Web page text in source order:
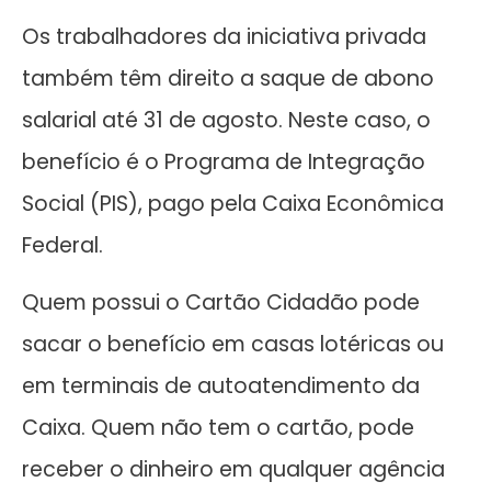
Os trabalhadores da iniciativa privada
também têm direito a saque de abono
salarial até 31 de agosto. Neste caso, o
benefício é o Programa de Integração
Social (PIS), pago pela Caixa Econômica
Federal.
Quem possui o Cartão Cidadão pode
sacar o benefício em casas lotéricas ou
em terminais de autoatendimento da
Caixa. Quem não tem o cartão, pode
receber o dinheiro em qualquer agência